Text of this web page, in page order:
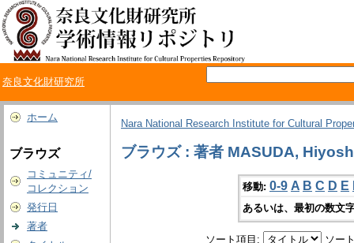
奈良文化財研究所
ホーム
ブラウズ
コミュニティ/
コレクション
発行日
著者
Nara National Research Institute for Cultural
ブラウズ : 著者 MASUDA,
移動: 0-9 A B C D E
あるいは、最初の数文
ソート項目: ソー